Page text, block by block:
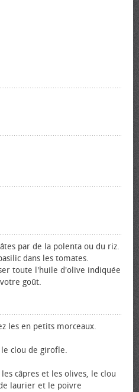
par de la polenta ou du riz.
dans les tomates.
toute l'huile d'olive indiquée
goût.
les en petits morceaux.
clou de girofle.
câpres et les olives, le clou
laurier et le poivre